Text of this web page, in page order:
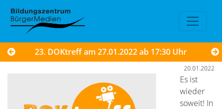
23. DOKtreff am 27.01.2022 ab 17:30 Uhr
20.01.2022
Es ist
wieder
soweit! In